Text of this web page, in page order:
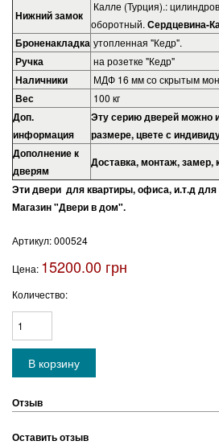
Нижний замок
Калле (Турция).:
оборотный. Сердцевина-
Броненакладка утопленная "Кедр".
Ручка на розетке "Кедр"
Наличники МДФ 16 мм со скрытым
Вес 100 кг
Доп.
информация
Эту серию дверей можно
размере, цвете с
Дополнение к
дверям
Доставка, монтаж, замер,
Эти двери для квартиры, офиса, и.т.д
Магазин "Двери в дом".
Артикул:000524
Цена: 15200.00 грн
Количество:
Отзыв
Оставить отзыв